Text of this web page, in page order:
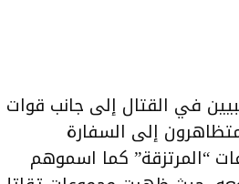
في القتال إلى جانب قوات
إلى السفارة
“المرتزقة” كما اسموهم